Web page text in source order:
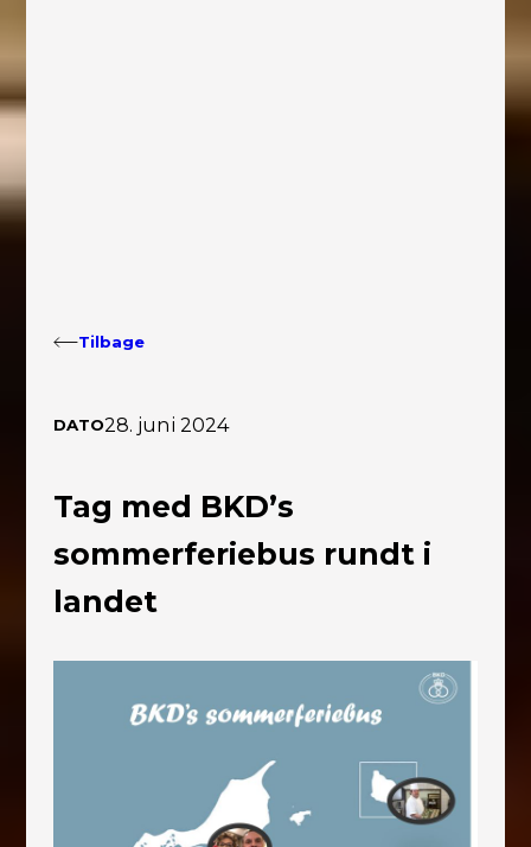
Tilbage
DATO28. juni 2024
Tag med BKD’s
sommerferiebus rundt i
landet